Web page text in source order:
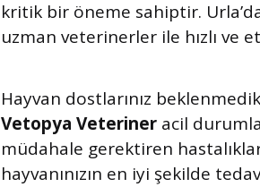
kritik bir öneme sahiptir.
uzman veterinerler ile hızlı ve
Hayvan dostlarınız
Vetopya Veteriner acil
müdahale gerektiren
hayvanınızın en iyi şekilde